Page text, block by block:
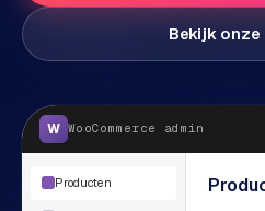
n
o
e
b
h
r
k
e
Bekijk onze
W WooCommerce admin
Producten